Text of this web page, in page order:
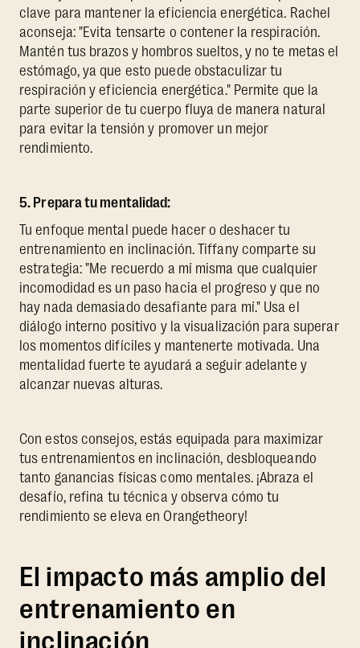
clave para mantener la eficiencia energética. Rachel
aconseja: "Evita tensarte o contener la respiración.
Mantén tus brazos y hombros sueltos, y no te metas el
estómago, ya que esto puede obstaculizar tu
respiración y eficiencia energética." Permite que la
parte superior de tu cuerpo fluya de manera natural
para evitar la tensión y promover un mejor
rendimiento.
5. Prepara tu mentalidad:
Tu enfoque mental puede hacer o deshacer tu
entrenamiento en inclinación. Tiffany comparte su
estrategia: "Me recuerdo a mí misma que cualquier
incomodidad es un paso hacia el progreso y que no
hay nada demasiado desafiante para mí." Usa el
diálogo interno positivo y la visualización para superar
los momentos difíciles y mantenerte motivada. Una
mentalidad fuerte te ayudará a seguir adelante y
alcanzar nuevas alturas.
Con estos consejos, estás equipada para maximizar
tus entrenamientos en inclinación, desbloqueando
tanto ganancias físicas como mentales. ¡Abraza el
desafío, refina tu técnica y observa cómo tu
rendimiento se eleva en Orangetheory!
El impacto más amplio del
entrenamiento en
inclinación